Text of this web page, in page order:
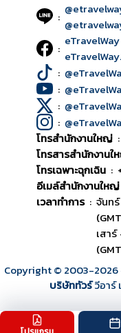
:
: eTravelWay
:
:
:
:
โทรสำนักงานใหญ่ :
โทรสารสำนักงานใ
โทรเฉพาะฉุกเฉิน :
อีเมล์สำนักงานใหญ่
เวลาทำการ : จันท
เสา
Copyright © 2003-2026
บริษัททัวร์วีอาร์